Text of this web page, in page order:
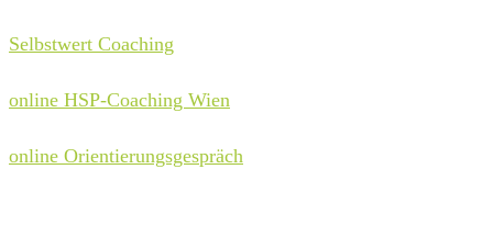
Selbstwert Coaching
online HSP-Coaching Wien
online Orientierungsgespräch